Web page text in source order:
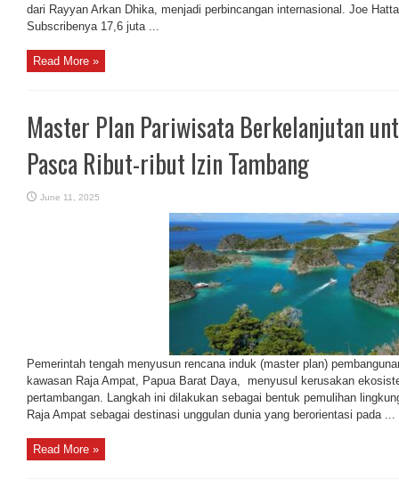
dari Rayyan Arkan Dhika, menjadi perbincangan internasional. Joe
Subscribenya 17,6 juta ...
Read More »
Master Plan Pariwisata Berkelanjutan
Pasca Ribut-ribut Izin Tambang
June 11, 2025
Pemerintah tengah menyusun rencana induk (master plan)
kawasan Raja Ampat, Papua Barat Daya, menyusul kerusakan
pertambangan. Langkah ini dilakukan sebagai bentuk pemulihan
Raja Ampat sebagai destinasi unggulan dunia yang berorientasi pada ...
Read More »